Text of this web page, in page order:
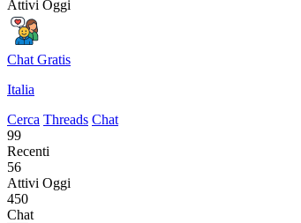
Attivi Oggi
Chat Gratis
Italia
Cerca Threads Chat
99
Recenti
56
Attivi Oggi
450
Chat